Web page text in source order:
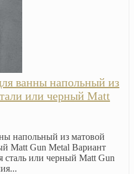
ванны напольный из
или черный Matt
напольный из матовой
Matt Gun Metal Вариант
сталь или черный Matt Gun